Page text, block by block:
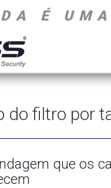
É UMA
do filtro por
que os